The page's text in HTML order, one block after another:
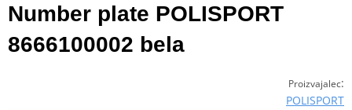
Number plate POLISPORT
8666100002 bela
Proizvajalec:
POLISPORT